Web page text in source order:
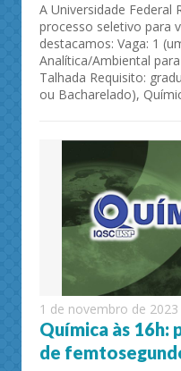
A Universidade Federal
processo seletivo para
destacamos: Vaga: 1
Analítica/Ambiental
Talhada Requisito:
ou Bacharelado),
1 de novembro de 2023
Química às 16h:
de